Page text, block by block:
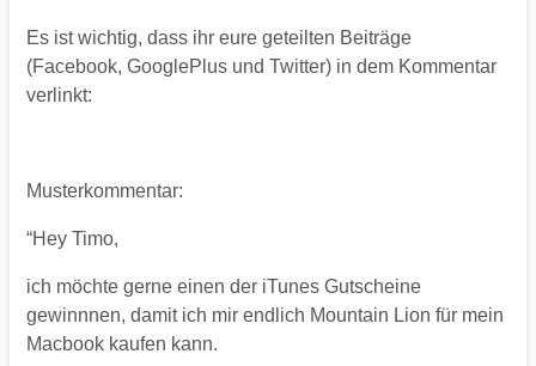
Es ist wichtig, dass ihr eure geteilten Beiträge
(Facebook, GooglePlus und Twitter) in dem Kommentar
verlinkt:
Musterkommentar:
“Hey Timo,
ich möchte gerne einen der iTunes Gutscheine
gewinnnen, damit ich mir endlich Mountain Lion für mein
Macbook kaufen kann.